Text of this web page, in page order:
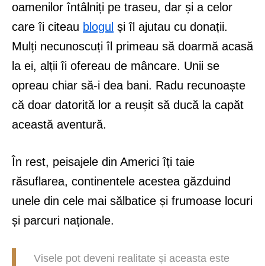
oamenilor întâlniți pe traseu, dar și a celor
care îi citeau blogul și îl ajutau cu donații.
Mulți necunoscuți îl primeau să doarmă acasă
la ei, alții îi ofereau de mâncare. Unii se
opreau chiar să-i dea bani. Radu recunoaște
că doar datorită lor a reușit să ducă la capăt
această aventură.
În rest, peisajele din Americi îți taie
răsuflarea, continentele acestea găzduind
unele din cele mai sălbatice și frumoase locuri
și parcuri naționale.
Visele pot deveni realitate și aceasta este